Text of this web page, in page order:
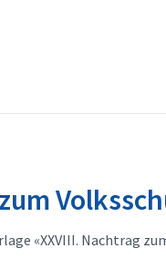
«XXVIII. Nachtrag